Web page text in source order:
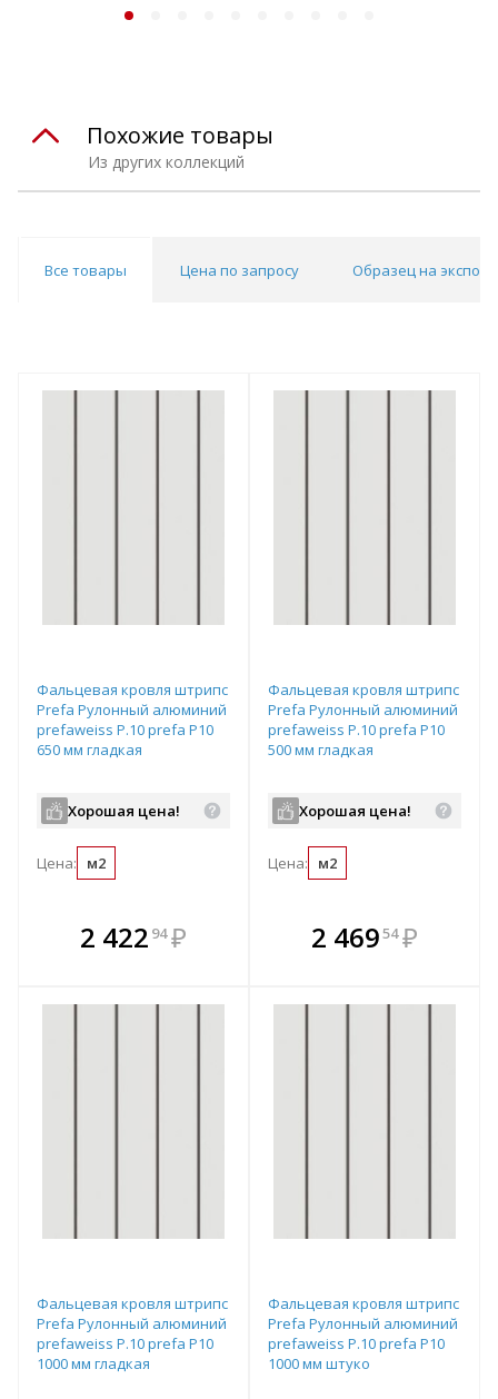
Из других коллекций
Похожие товары
Все товары Цена по запросу Образец на
Фальцевая кровля штрипс
Prefa Рулонный алюминий
prefaweiss P.10 prefa P10
650 мм гладкая
Хорошая цена!
Цена: м2
2 422 94 ₽
В комплекте
всегда выгоднее!
Фальцевая кровля штрипс
Prefa Рулонный алюминий
prefaweiss P.10 prefa P10
500 мм гладкая
Хорошая цена!
Цена: м2
В комплекте
всегда выгоднее!
2 46954 ₽
Фальцевая кровля штрипс
Prefa Рулонный алюминий
prefaweiss P.10 prefa P10
1000 мм гладкая
Фальцевая кровля штрипс
Prefa Рулонный алюминий
prefaweiss P.10 prefa P10
1000 мм штуко